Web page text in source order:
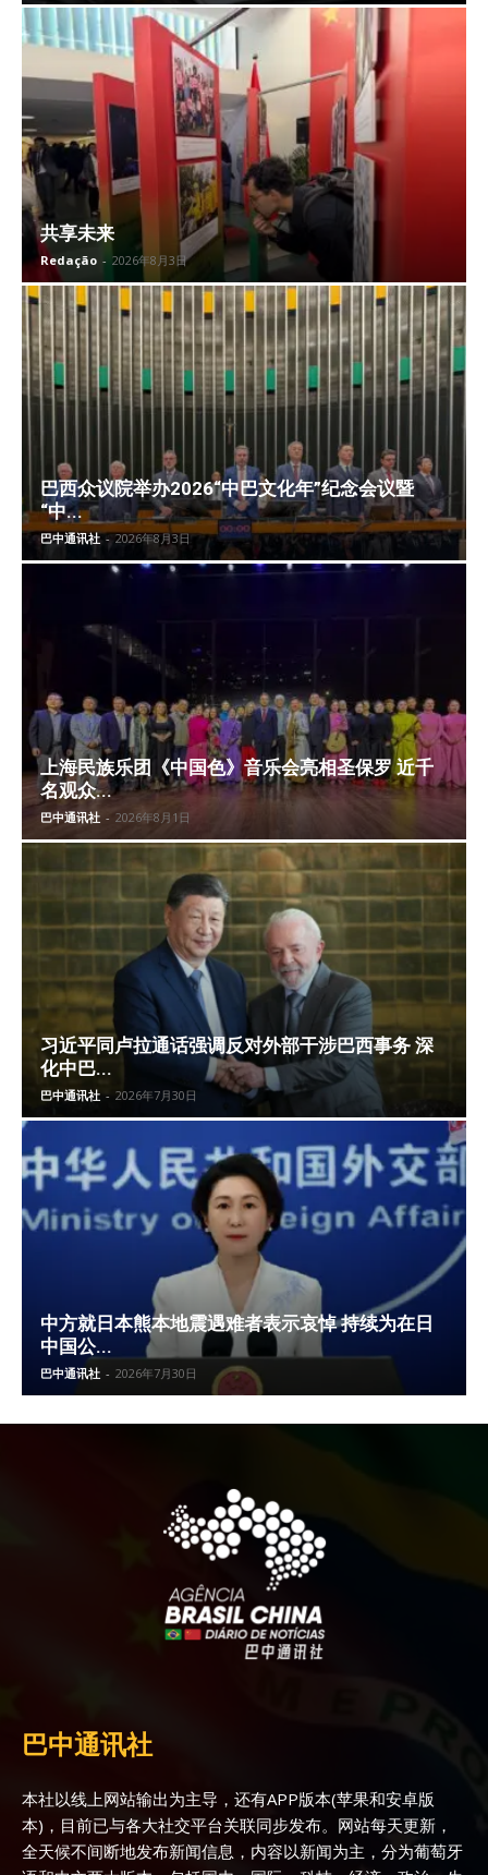
共享未来
Redação - 2026年8月3日
巴西众议院举办2026“中巴文化年”纪念会议暨
“中...
巴中通讯社 - 2026年8月3日
上海民族乐团《中国色》音乐会亮相圣保罗 近千
名观众...
巴中通讯社 - 2026年8月1日
习近平同卢拉通话强调反对外部干涉巴西事务 深
化中巴...
巴中通讯社 - 2026年7月30日
中方就日本熊本地震遇难者表示哀悼 持续为在日
中国公...
巴中通讯社 - 2026年7月30日
巴中通讯社
本社以线上网站输出为主导，还有APP版本(苹果和安卓版
本)，目前已与各大社交平台关联同步发布。网站每天更新，
全天候不间断地发布新闻信息，内容以新闻为主，分为葡萄牙